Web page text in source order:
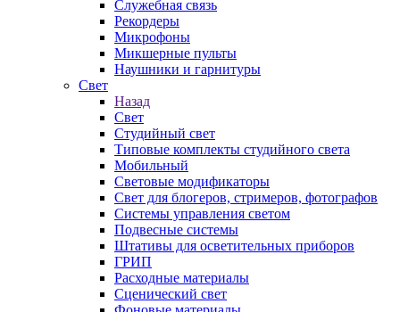
Служебная связь
Рекордеры
Микрофоны
Микшерные пульты
Наушники и гарнитуры
Свет
Назад
Свет
Студийный свет
Типовые комплекты студийного света
Мобильный
Световые модификаторы
Свет для блогеров, стримеров, фотографов
Системы управления светом
Подвесные системы
Штативы для осветительных приборов
ГРИП
Расходные материалы
Сценический свет